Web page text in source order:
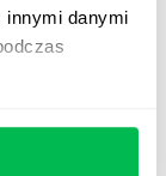
innymi danymi
potrącane
podczas
zdolności